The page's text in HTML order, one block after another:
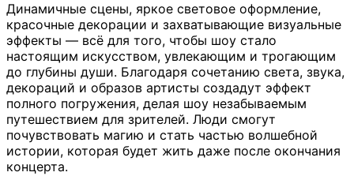
Динамичные сцены, яркое световое оформление,
красочные декорации и захватывающие визуальные
эффекты — всё для того, чтобы шоу стало
настоящим искусством, увлекающим и трогающим
до глубины души. Благодаря сочетанию света, звука,
декораций и образов артисты создадут эффект
полного погружения, делая шоу незабываемым
путешествием для зрителей. Люди смогут
почувствовать магию и стать частью волшебной
истории, которая будет жить даже после окончания
концерта.